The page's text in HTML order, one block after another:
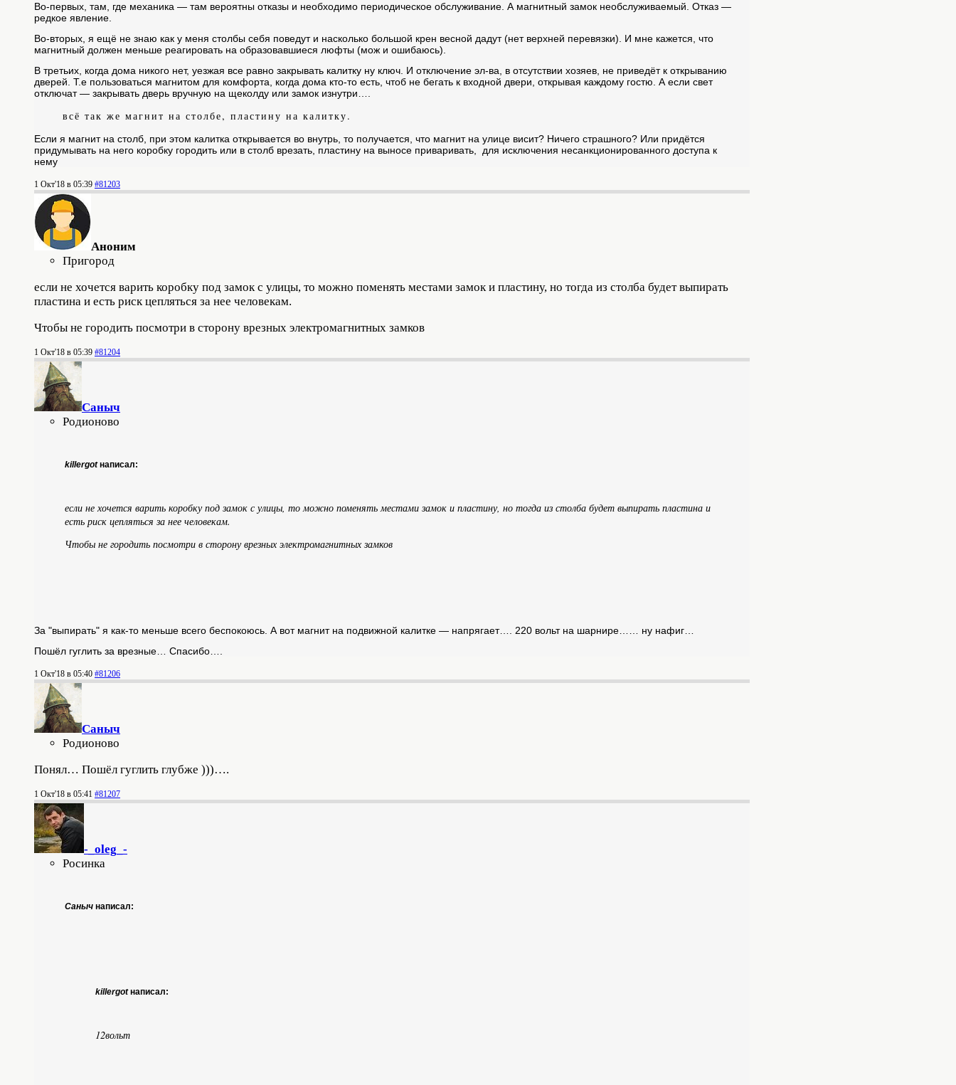
Во-первых, там, где механика — там вероятны отказы и необходимо периодическое обслуживание. А магнитный замок необслуживаемый. Отказ —
редкое явление.
Во-вторых, я ещё не знаю как у меня столбы себя поведут и насколько большой крен весной дадут (нет верхней перевязки). И мне кажется, что
магнитный должен меньше реагировать на образовавшиеся люфты (мож и ошибаюсь).
В третьих, когда дома никого нет, уезжая все равно закрывать калитку ну ключ. И отключение эл-ва, в отсутствии хозяев, не приведёт к открыванию
дверей. Т.е пользоваться магнитом для комфорта, когда дома кто-то есть, чтоб не бегать к входной двери, открывая каждому гостю. А если свет
отключат — закрывать дверь вручную на щеколду или замок изнутри….
всё так же магнит на столбе, пластину на калитку.
Если я магнит на столб, при этом калитка открывается во внутрь, то получается, что магнит на улице висит? Ничего страшного? Или придётся
придумывать на него коробку городить или в столб врезать, пластину на выносе приваривать, для исключения несанкционированного доступа к
нему
1 Окт'18 в 05:39 #81203
Аноним
Пригород
если не хочется варить коробку под замок с улицы, то можно поменять местами замок и пластину, но тогда из столба будет выпирать
пластина и есть риск цепляться за нее человекам.
Чтобы не городить посмотри в сторону врезных электромагнитных замков
1 Окт'18 в 05:39 #81204
Саныч
Родионово
killergotнаписал:
если не хочется варить коробку под замок с улицы, то можно поменять местами замок и пластину, но тогда из столба будет выпирать пластина и
есть риск цепляться за нее человекам.
Чтобы не городить посмотри в сторону врезных электромагнитных замков
За "выпирать" я как-то меньше всего беспокоюсь. А вот магнит на подвижной калитке — напрягает…. 220 вольт на шарнире…… ну нафиг…
Пошёл гуглить за врезные… Спасибо….
1 Окт'18 в 05:40 #81206
Саныч
Родионово
Понял… Пошёл гуглить глубже )))….
1 Окт'18 в 05:41 #81207
-_oleg_-
Росинка
Саныч написал:
killergotнаписал:
12вольт